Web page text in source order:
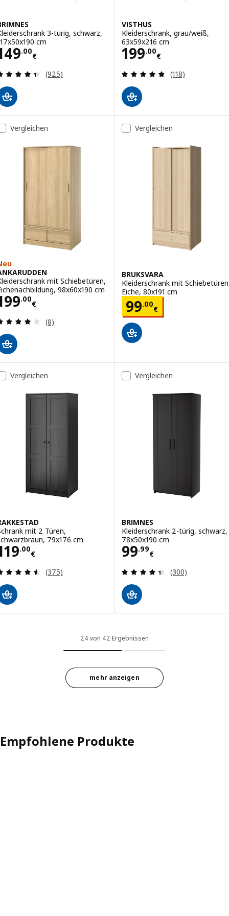
3-türig, schwarz,
cm
.00
€
149.00€
Bewertungen: 4.4 von 5 Sternen. Bewertungen
(925)
VISTHUS
Kleiderschrank, grau/weiß,
63x59x216 cm
199.00
€
Preis 199.00€
Bewertungen:
(118)
Vergleichen
mit Schiebetüren,
98x60x190 cm
.00
€
199.00€
Bewertungen: 4 von 5 Sternen. Bewertungen
(8)
Vergleichen
BRUKSVARA
Kleiderschrank mit
Eiche, 80x191 cm
99.00
€
Preis 99.00€
Vergleichen
mit 2 Türen,
79x176 cm
.00
€
119.00€
Bewertungen: 4.5 von 5 Sternen. Bewertungen
(375)
Vergleichen
BRIMNES
Kleiderschrank 2-türig, schwarz,
78x50x190 cm
99.99
€
Preis 99.99€
Bewertungen:
(300)
24 von 42 Ergebnissen
mehr anzeigen
Empfohlene Produkte